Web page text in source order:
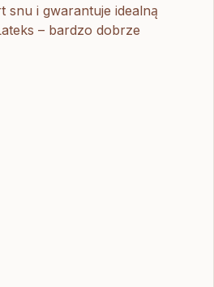
i gwarantuje idealną
– bardzo dobrze